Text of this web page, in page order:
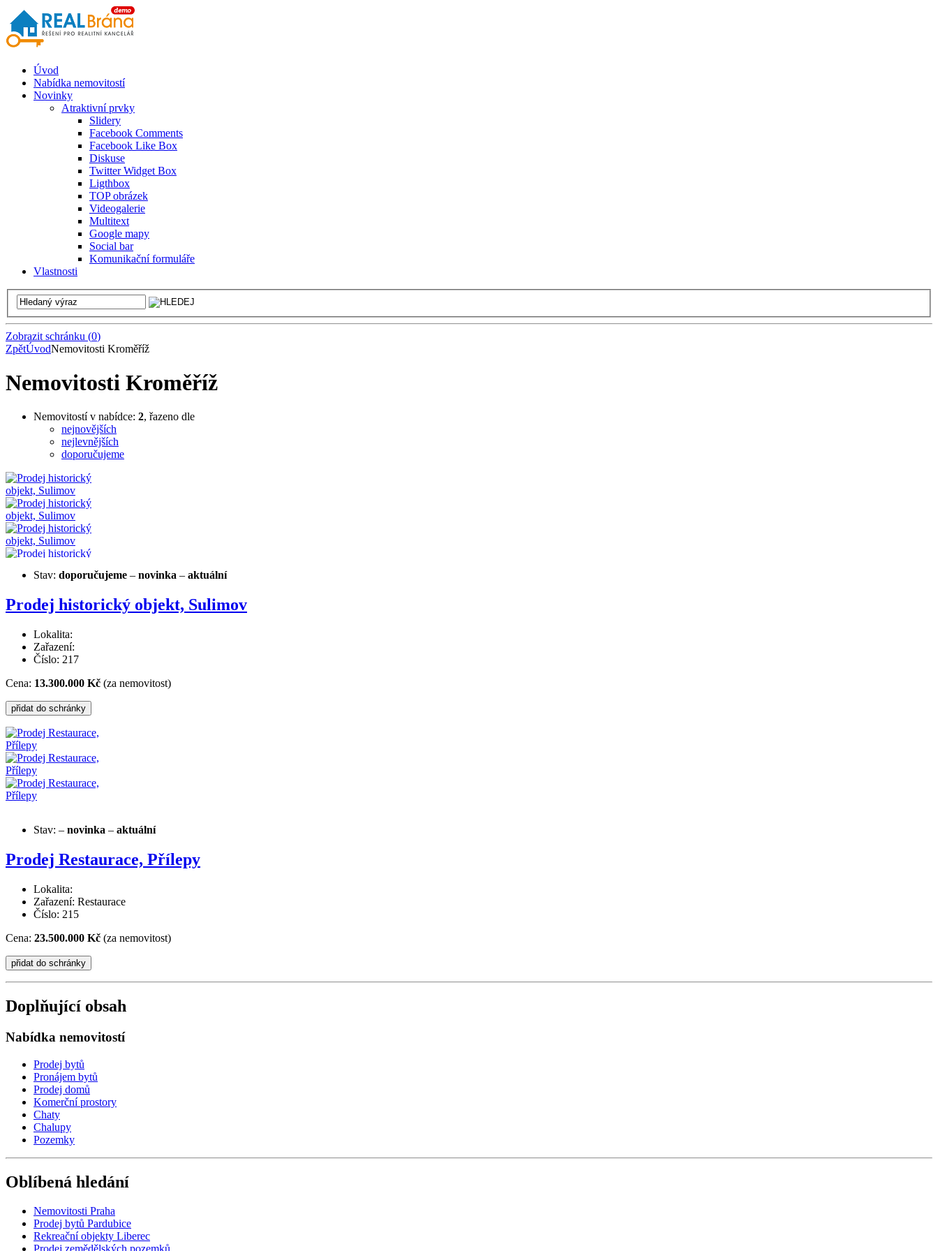
Úvod
Nabídka nemovitostí
Novinky
Atraktivní prvky
Slidery
Facebook Comments
Facebook Like Box
Diskuse
Twitter Widget Box
Ligthbox
TOP obrázek
Videogalerie
Multitext
Google mapy
Social bar
Komunikační formuláře
Vlastnosti
Zobrazit schránku (0)
ZpětÚvodNemovitosti Kroměříž
Nemovitosti Kroměříž
Nemovitostí v nabídce: 2, řazeno dle
nejnovějších
nejlevnějších
doporučujeme
Stav: doporučujeme – novinka – aktuální
Prodej historický objekt, Sulimov
Lokalita:
Zařazení:
Číslo: 217
Cena: 13.300.000 Kč (za nemovitost)
Stav: – novinka – aktuální
Prodej Restaurace, Přílepy
Lokalita:
Zařazení: Restaurace
Číslo: 215
Cena: 23.500.000 Kč (za nemovitost)
Doplňující obsah
Nabídka nemovitostí
Prodej bytů
Pronájem bytů
Prodej domů
Komerční prostory
Chaty
Chalupy
Pozemky
Oblíbená hledání
Nemovitosti Praha
Prodej bytů Pardubice
Rekreační objekty Liberec